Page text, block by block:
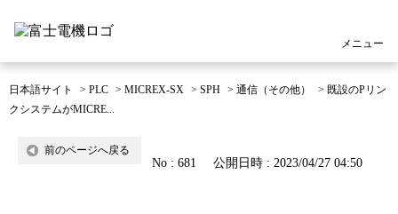
メニュー
日本語サイト > PLC > MICREX-SX > SPH > 通信（その他） > 既設のPリン
クシステムがMICRE...
前のページへ戻る
No : 681 公開日時 : 2023/04/27 04:50